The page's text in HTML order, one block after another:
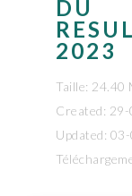
DU
2023
Taille: 24.40
Created:
Updated: